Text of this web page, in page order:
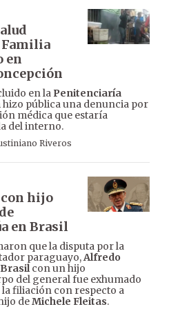
en
en la Penitenciaría
hizo pública una denuncia por
médica que estaría
del interno.
Riveros
hijo
en Brasil
que la disputa por la
paraguayo,Alfredo
Brasilcon un hijo
del general fue exhumado
la filiación con respecto a
deMichele Fleitas.